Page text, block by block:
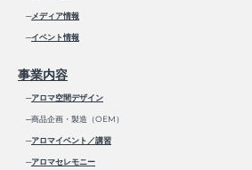
─メディア情報
─イベント情報
事業内容
─アロマ空間デザイン
─商品企画・製造（OEM）
─アロマイベント／講習
─アロマセレモニー